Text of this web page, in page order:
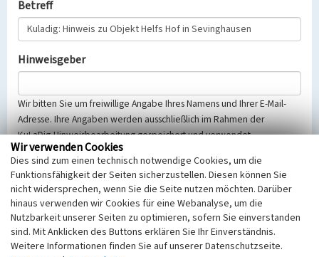
Betreff
Hinweisgeber
Wir bitten Sie um freiwillige Angabe Ihres Namens und Ihrer E-Mail-
Adresse. Ihre Angaben werden ausschließlich im Rahmen der
KuLaDig-Hinweisbearbeitung gespeichert und verwendet.
Selbstverständlich werden diese entsprechend der Vorschriften des
Telemediengesetzes, des Datenschutzgesetzes NRW und der seit
dem 25.05.2018 gültigen Europäischen Datenschutzgrundverordnung
(EU-DSGVO) vertraulich behandelt, beachten Sie bitte unsere
Hinweise zumDatenschutz
Nachricht
Wir verwenden Cookies
Dies sind zum einen technisch notwendige Cookies, um die
Funktionsfähigkeit der Seiten sicherzustellen. Diesen können Sie
nicht widersprechen, wenn Sie die Seite nutzen möchten. Darüber
hinaus verwenden wir Cookies für eine Webanalyse, um die
Nutzbarkeit unserer Seiten zu optimieren, sofern Sie einverstanden
sind. Mit Anklicken des Buttons erklären Sie Ihr Einverständnis.
Weitere Informationen finden Sie auf unserer Datenschutzseite.